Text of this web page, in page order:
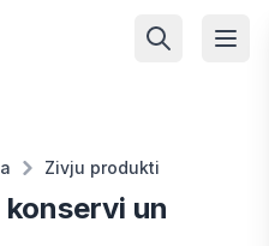
Zivju produkti
un